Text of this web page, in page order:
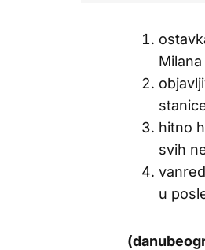
hitno
svih
u